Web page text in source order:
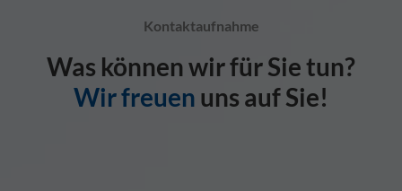
Kontaktaufnahme
Was können wir für Sie tun?
Wir freuen uns auf Sie!